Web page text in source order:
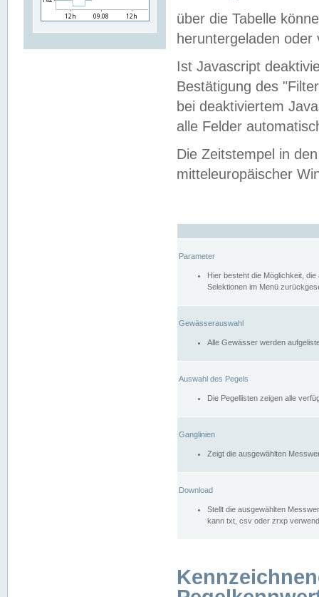
über die Tabelle
heruntergeladen oder
Ist Javascript
Bestätigung des
bei deaktiviertem
alle Felder
Die Zeitstempel in
mitteleuropäischer
Parameter
Hier besteht die Möglichkeit,
Selektionen im Menü
Gewässerauswahl
Alle Gewässer werden
Auswahl des Pegels
Die Pegellisten zeigen alle
Ganglinien
Zeigt die ausgewählten
Download
Stellt die ausgewählten
kann txt, csv oder zrxp